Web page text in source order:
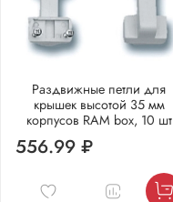
Раздвижные петли для
крышек высотой 35 мм
корпусов RAM box, 10 шт
556.99 ₽